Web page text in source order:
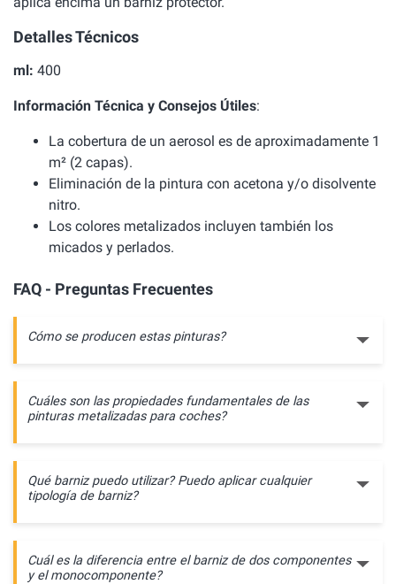
Detalles Técnicos
ml: 400
Información Técnica y Consejos Útiles:
La cobertura de un aerosol es de aproximadamente 1
m² (2 capas).
Eliminación de la pintura con acetona y/o disolvente
nitro.
Los colores metalizados incluyen también los
micados y perlados.
FAQ - Preguntas Frecuentes
Cómo se producen estas pinturas?
Cuáles son las propiedades fundamentales de las
pinturas metalizadas para coches?
Qué barniz puedo utilizar? Puedo aplicar cualquier
tipología de barniz?
Cuál es la diferencia entre el barniz de dos componentes
y el monocomponente?